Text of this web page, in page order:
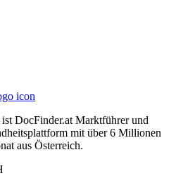
icon
ist DocFinder.at Marktführer und
mit über 6 Millionen
aus Österreich.